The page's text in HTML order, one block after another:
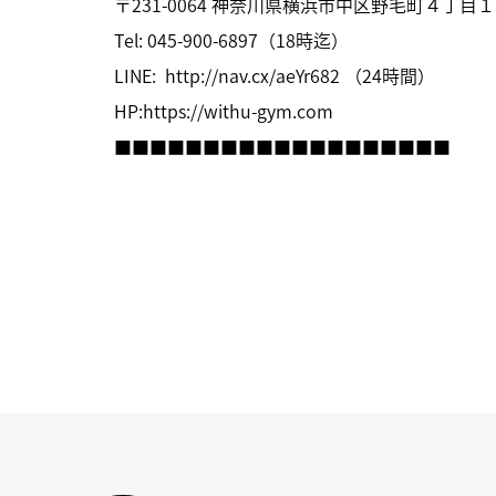
Tel: 045-900-6897（18時迄）
LINE: http://nav.cx/aeYr682 （24時間）
HP:https://withu-gym.com
■■■■■■■■■■■■■■■■■■■